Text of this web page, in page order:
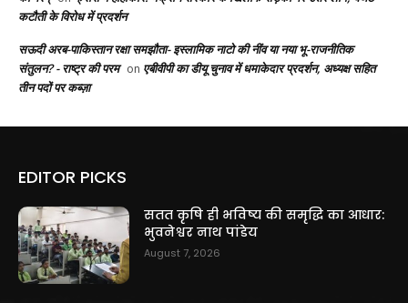
कटौती के विरोध में प्रदर्शन
सऊदी अरब-पाकिस्तान रक्षा समझौता- इस्लामिक नाटो की नींव या नया भू-राजनीतिक
संतुलन? - राष्ट्र की परम on एबीवीपी का डीयू चुनाव में धमाकेदार प्रदर्शन, अध्यक्ष सहित
तीन पदों पर कब्ज़ा
EDITOR PICKS
सतत कृषि ही भविष्य की समृद्धि का आधार:
भुवनेश्वर नाथ पांडेय
August 7, 2026